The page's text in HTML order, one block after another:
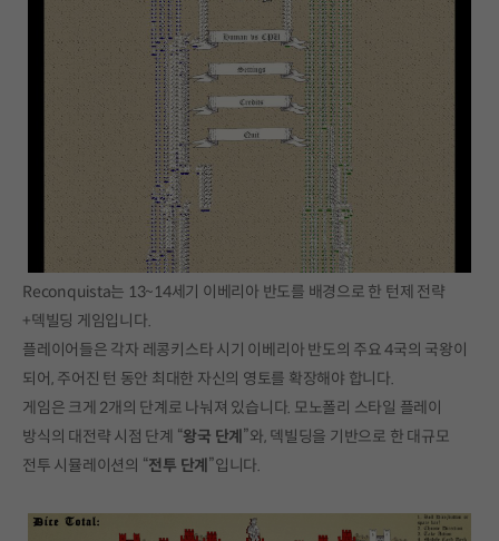
Reconquista는 13~14세기 이베리아 반도를 배경으로 한 턴제 전략
+덱빌딩 게임입니다.
플레이어들은 각자 레콩키스타 시기 이베리아 반도의 주요 4국의 국왕이
되어, 주어진 턴 동안 최대한 자신의 영토를 확장해야 합니다.
게임은 크게 2개의 단계로 나눠져 있습니다. 모노폴리 스타일 플레이
방식의 대전략 시점 단계 “왕국 단계 ”와, 덱빌딩을 기반으로 한 대규모
전투 시뮬레이션의 “전투 단계 ”입니다.